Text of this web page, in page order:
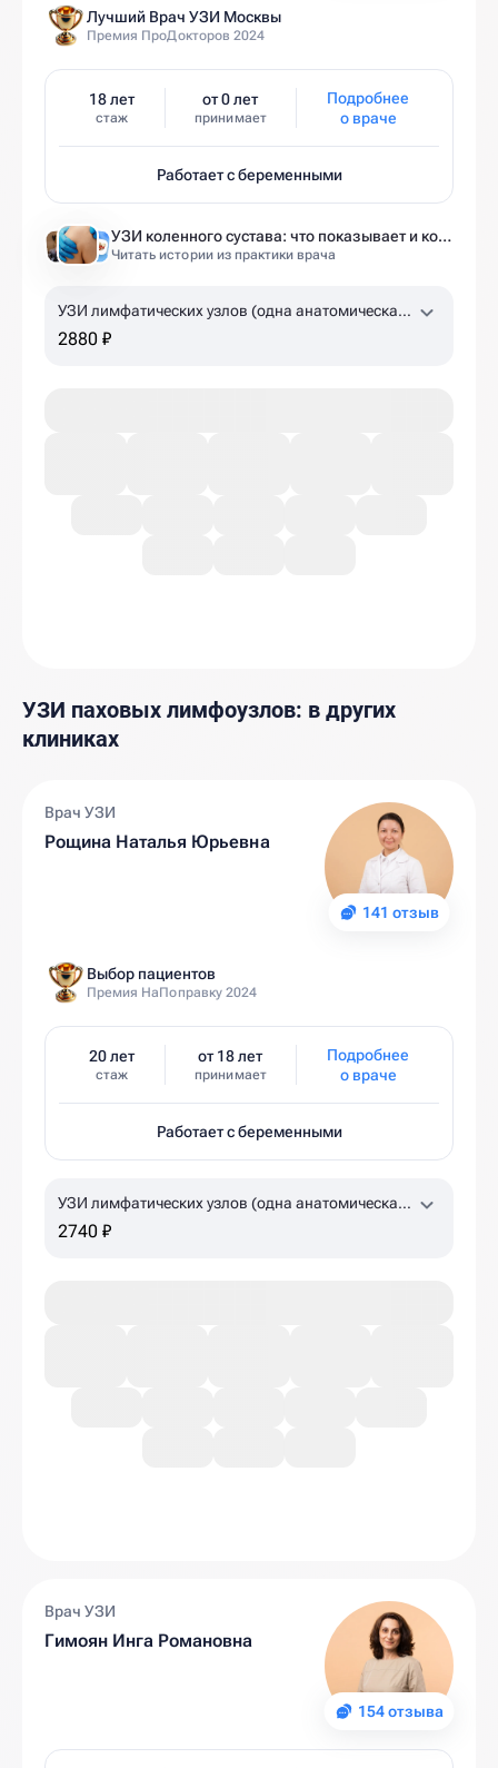
Лучший Врач УЗИ Москвы
Премия ПроДокторов 2024
18 лет
стаж
от 0 лет
принимает
Подробнее
о враче
Работает с беременными
УЗИ коленного сустава: что показывает и когда назначают
Читать истории из практики врача
УЗИ лимфатических узлов (одна анатомическая
зона)
2880 ₽
УЗИ паховых лимфоузлов: в других
клиниках
141 отзыв
Врач УЗИ
Рощина Наталья Юрьевна
Выбор пациентов
Премия НаПоправку 2024
20 лет
стаж
от 18 лет
принимает
Подробнее
о враче
Работает с беременными
УЗИ лимфатических узлов (одна анатомическая
зона)
2740 ₽
154 отзыва
Врач УЗИ
Гимоян Инга Романовна